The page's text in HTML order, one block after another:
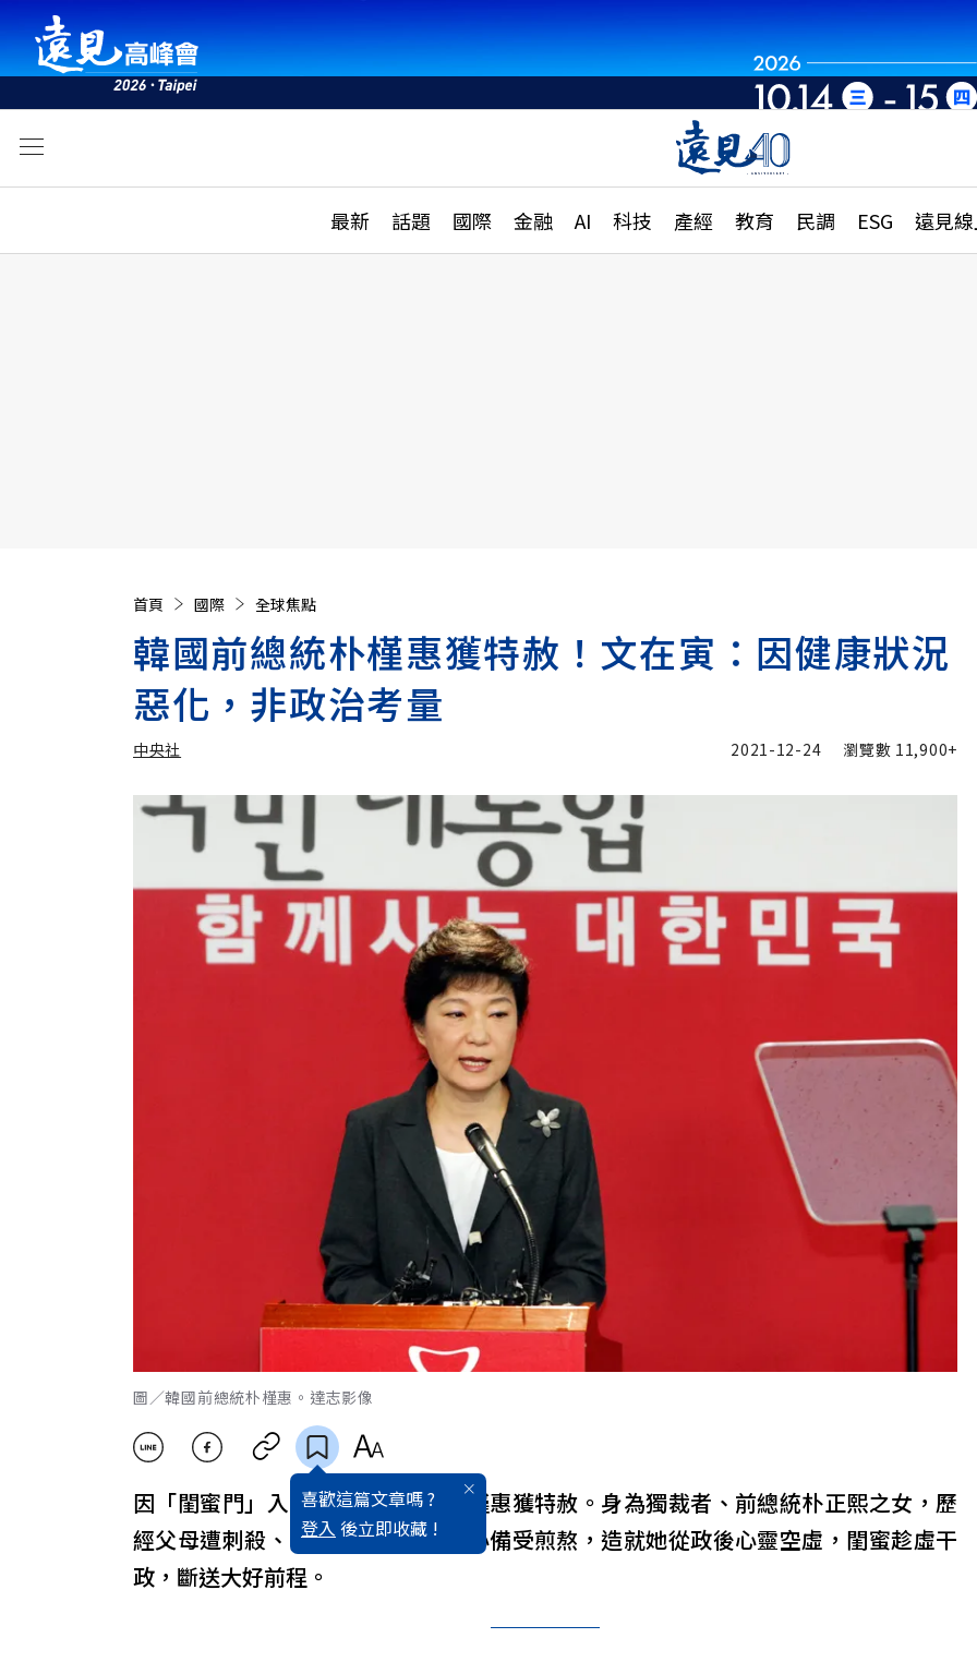
最新 話題 國際 金融 AI 科技 產經 教育 民調 ESG 遠見
活動
話題
國際
特輯
大學升學、職涯攻略
縣市施政調查全解析
首頁 國際 全球焦點
韓國前總統朴槿惠獲特赦！文在寅：因健康狀況
惡化，非政治考量
中央社
中央社 加入追蹤
2021-12-24 瀏覽數 11,900+
圖／韓國前總統朴槿惠。達志影像
喜歡這篇文章嗎 ?
登入 後立即收藏 !
因「閨蜜門」入獄的韓國前總統朴槿惠獲特赦。身為獨裁者、前總統朴正熙之女，歷
經父母遭刺殺、面對人民批評，身心備受煎熬，造就她從政後心靈空虛，閨蜜趁虛干
政，斷送大好前程。